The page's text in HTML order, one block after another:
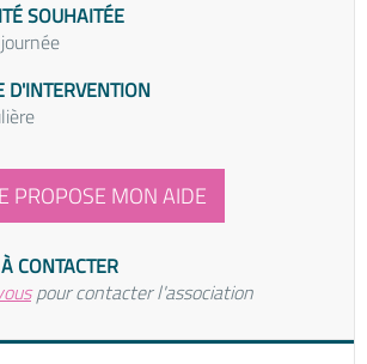
SOUHAITÉE
D'INTERVENTION
PROPOSE MON AIDE
CONTACTER
pour contacter l'association